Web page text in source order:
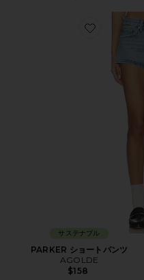
Favorite
サステナブル
PARKER ショートパンツ
AGOLDE
$158